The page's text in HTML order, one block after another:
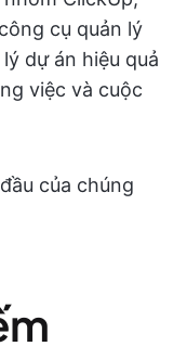
cụ quản lý
dự án hiệu quả
việc và cuộc
của chúng